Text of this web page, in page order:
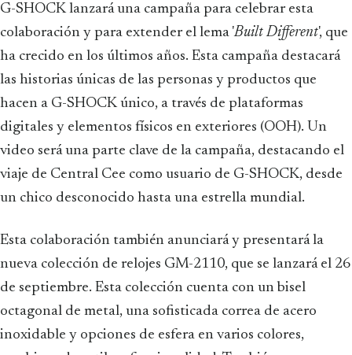
G-SHOCK lanzará una campaña para celebrar esta
colaboración y para extender el lema 'Built Different', que
ha crecido en los últimos años. Esta campaña destacará
las historias únicas de las personas y productos que
hacen a G-SHOCK único, a través de plataformas
digitales y elementos físicos en exteriores (OOH). Un
video será una parte clave de la campaña, destacando el
viaje de Central Cee como usuario de G-SHOCK, desde
un chico desconocido hasta una estrella mundial.
Esta colaboración también anunciará y presentará la
nueva colección de relojes GM-2110, que se lanzará el 26
de septiembre. Esta colección cuenta con un bisel
octagonal de metal, una sofisticada correa de acero
inoxidable y opciones de esfera en varios colores,